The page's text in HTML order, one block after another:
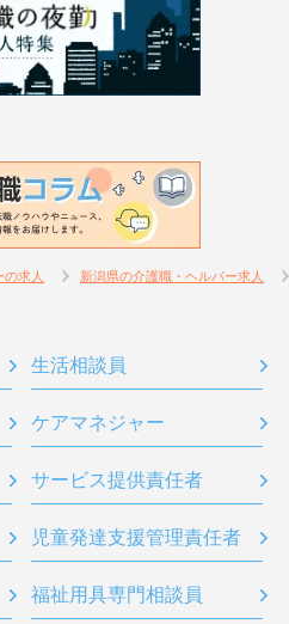
求人 新潟県の介護職・ヘルパー求人
生活相談員
ケアマネジャー
サービス提供責任者
児童発達支援管理責任者
福祉用具専門相談員